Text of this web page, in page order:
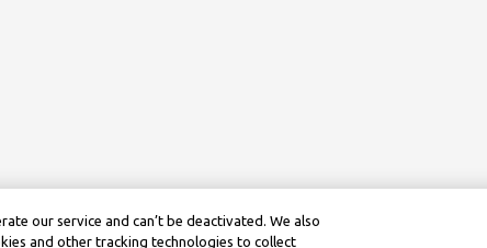
our service and can’t be deactivated. We also
and other tracking technologies to collect